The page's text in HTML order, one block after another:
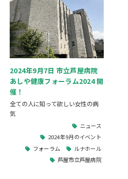
2024年9月7日 市立芦屋病院
あしや健康フォーラム2024 開
催！
全ての人に知って欲しい女性の病
気
ニュース
2024年9月のイベント
フォーラム
ルナホール
芦屋市立芦屋病院